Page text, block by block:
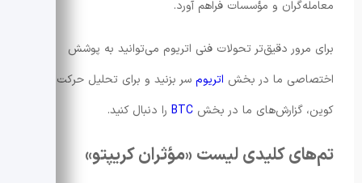
معامله‌گران و مؤسسات فراهم آورد.
برای مرور دقیق‌تر تحولات فنی اتریوم می‌توانید به پوشش
اختصاصی ما در بخش اتریوم سر بزنید و برای تحلیل حرکت بیت
کوین، گزارش‌های ما در بخش BTC را دنبال کنید.
تم‌های کلیدی لیست «مؤثران کریپتو»